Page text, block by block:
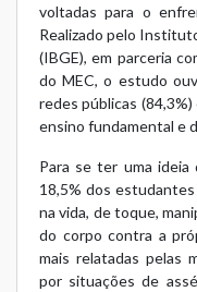
voltadas para o
Realizado pelo
(IBGE), em parceria
do MEC, o estudo
redes públicas (84,3%)
ensino fundamental e
Para se ter uma ideia
18,5% dos
na vida, de toque,
do corpo contra a
mais relatadas pelas
por situações de